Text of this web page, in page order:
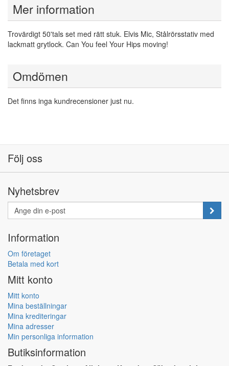
Mer information
Trovärdigt 50'tals set med rätt stuk. Elvis Mic, Stålrörsstativ med
lackmatt grytlock. Can You feel Your Hips moving!
Omdömen
Det finns inga kundrecensioner just nu.
Följ oss
Nyhetsbrev
Information
Om företaget
Betala med kort
Mitt konto
Mitt konto
Mina beställningar
Mina krediteringar
Mina adresser
Min personliga information
Butiksinformation